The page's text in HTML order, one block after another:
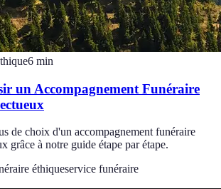
6 min
un Accompagnement Funéraire
de choix d'un accompagnement funéraire
grâce à notre guide étape par étape.
éthiqueservice funéraire